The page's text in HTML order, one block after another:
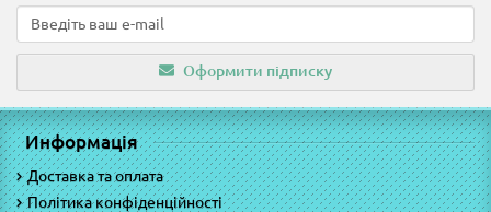
Оформити підписку
Информація
Доставка та оплата
Політика конфіденційності